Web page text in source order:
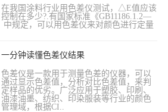
在我国涂料行业用色差仪测试，△E值应该
控制在多少?.有国家标准《GB11186.1.2—
中规定，可以用色差仪来对颜色进行定量
一分钟读懂色差仪结果
色差仪是一款用于测量色差的仪器，可以
通过显示色差值，分析对比色差值，来判
定样品的优劣。广泛应用于塑胶、印刷、
油漆油墨、纺织、印染服装等行业的颜色
管理域，根据CI..